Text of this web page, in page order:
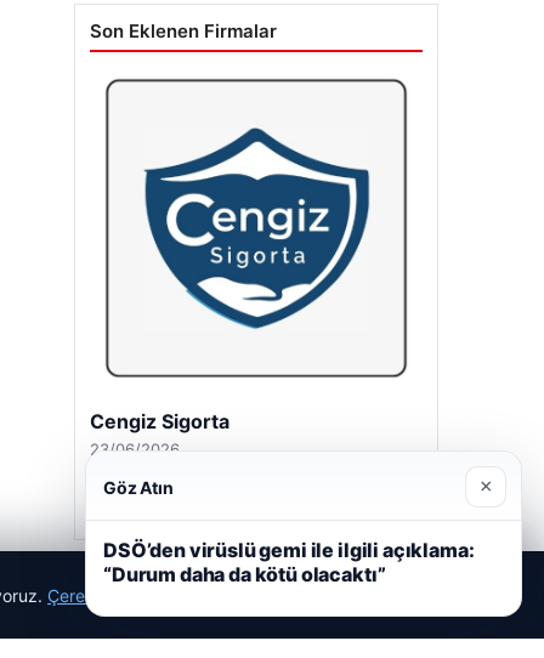
Son Eklenen Firmalar
Cengiz Sigorta
23/06/2026
Çerez Politikamız
Göz Atın ×
DSÖ’den virüslü gemi ile ilgili açıklama:
“Durum daha da kötü olacaktı”